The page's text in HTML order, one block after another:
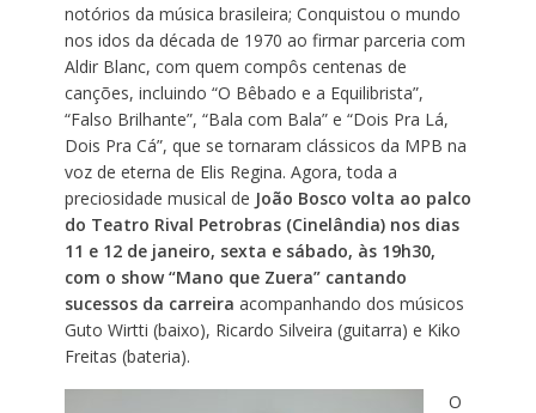
notórios da música brasileira; Conquistou o mundo
nos idos da década de 1970 ao firmar parceria com
Aldir Blanc, com quem compôs centenas de
canções, incluindo “O Bêbado e a Equilibrista”,
“Falso Brilhante”, “Bala com Bala” e “Dois Pra Lá,
Dois Pra Cá”, que se tornaram clássicos da MPB na
voz de eterna de Elis Regina. Agora, toda a
preciosidade musical de João Bosco volta ao palco
do Teatro Rival Petrobras (Cinelândia) nos dias
11 e 12 de janeiro, sexta e sábado, às 19h30,
com o show “Mano que Zuera” cantando
sucessos da carreira acompanhando dos músicos
Guto Wirtti (baixo), Ricardo Silveira (guitarra) e Kiko
Freitas (bateria).
O